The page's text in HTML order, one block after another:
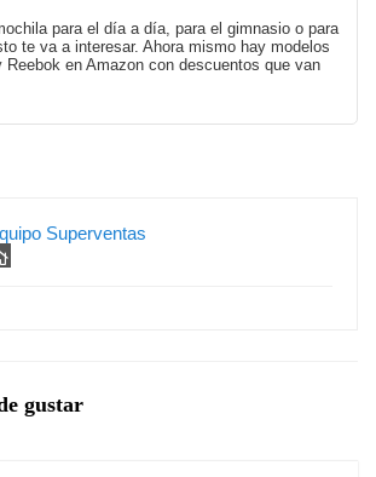
para el día a día, para el gimnasio o para
te va a interesar. Ahora mismo hay modelos
Reebok en Amazon con descuentos que van
Superventas
gustar